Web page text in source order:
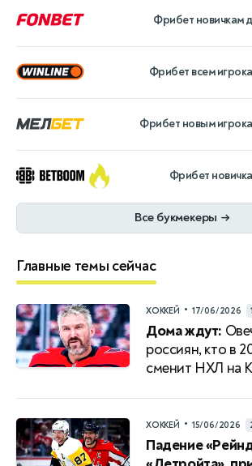
Фрибет новичкам
Фрибет всем
Фрибет новым
Фрибет
Все букмекеры →
Главные темы сейчас
ХОККЕЙ • 17/06/2026
Дома ждут:
россиян, кто в
сменит НХЛ на
ХОККЕЙ • 15/06/2026
Падение